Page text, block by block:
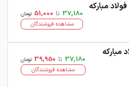
37,180 تا 51,000 تومان
مشاهده فروشندگان
37,180 تا 39,950 تومان
مشاهده فروشندگان